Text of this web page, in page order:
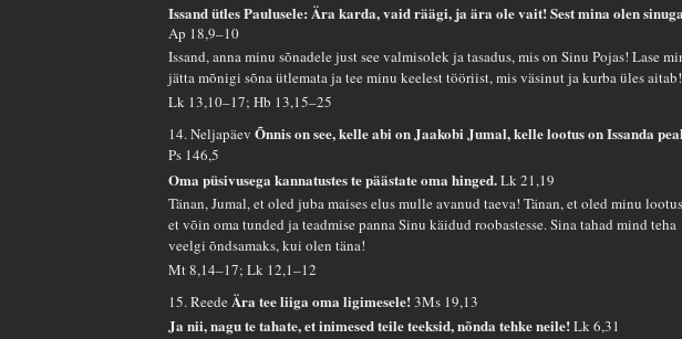
Issand ütles Paulusele: Ära karda, vaid räägi, ja ära ole vait! Sest mina olen
Ap 18,9–10
Issand, anna minu sõnadele just see valmisolek ja tasadus, mis on Sinu Pojas! Lase
jätta mõnigi sõna ütlemata ja tee minu keelest tööriist, mis väsinut ja kurba üles aitab!
Lk 13,10–17; Hb 13,15–25
14. NeljapäevÕnnis on see, kelle abi on Jaakobi Jumal, kelle lootus on Issanda
Ps 146,5
Oma püsivusega kannatustes te päästate oma hinged.Lk 21,19
Tänan, Jumal, et oled juba maises elus mulle avanud taeva! Tänan, et oled minu
et võin oma tunded ja teadmise panna Sinu käidud roobastesse. Sina tahad mind teha
veelgi õndsamaks, kui olen täna!
Mt 8,14–17; Lk 12,1–12
15. ReedeÄra tee liiga oma ligimesele!3Ms 19,13
Ja nii, nagu te tahate, et inimesed teile teeksid, nõnda tehke neile!Lk 6,31